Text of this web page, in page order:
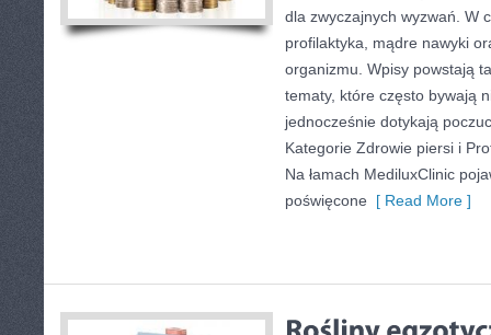
dla zwyczajnych wyzwań. W
profilaktyka, mądre nawyki
organizmu. Wpisy powstają
tematy, które często bywają
jednocześnie dotykają
Kategorie Zdrowie piersi i
Na łamach MediluxClinic
poświęcone [ Read More ]